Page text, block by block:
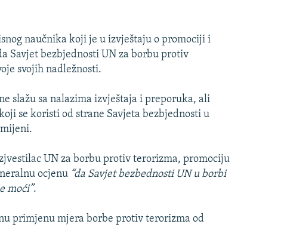
naučnika koji je u izvještaju o promociji i
Savjet bezbjednosti UN za borbu protiv
svojih nadležnosti.
slažu sa nalazima izvještaja i preporuka, ali
se koristi od strane Savjeta bezbjednosti u
UN za borbu protiv terorizma, promociju
ocjenu “da Savjet bezbednosti UN u borbi
moći”.
primjenu mjera borbe protiv terorizma od